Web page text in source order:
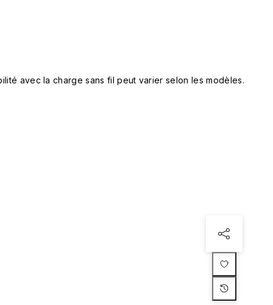
avec la charge sans fil peut varier selon les modèles.